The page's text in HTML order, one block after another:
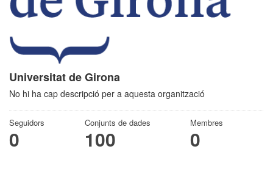
Universitat de Girona
No hi ha cap descripció per a aquesta organització
Seguidors
0
Conjunts de dades
100
Membres
0